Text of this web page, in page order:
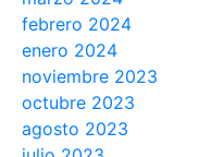
febrero 2024
enero 2024
noviembre 2023
octubre 2023
agosto 2023